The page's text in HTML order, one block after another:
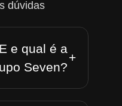
dúvidas
e qual é a
Seven?
+